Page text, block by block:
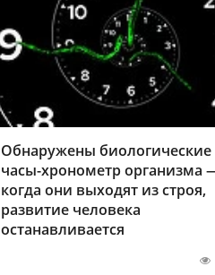
Обнаружены биологические
часы-хронометр организма
когда они выходят из строя,
развитие человека
останавливается